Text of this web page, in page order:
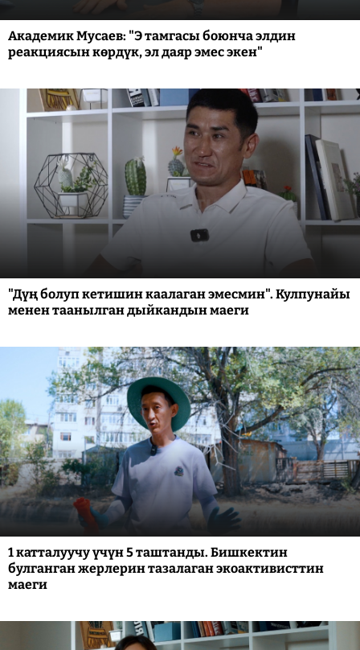
Академик Мусаев: "Э тамгасы боюнча элдин
реакциясын көрдүк, эл даяр эмес экен"
"Дүң болуп кетишин каалаган эмесмин". Кулпунайы
менен таанылган дыйкандын маеги
1 катталуучу үчүн 5 таштанды. Бишкектин
булганган жерлерин тазалаган экоактивисттин
маеги